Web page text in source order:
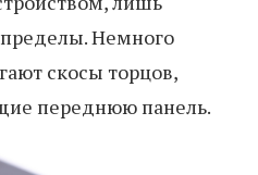
пределы. Немного
скосы торцов,
переднюю панель.